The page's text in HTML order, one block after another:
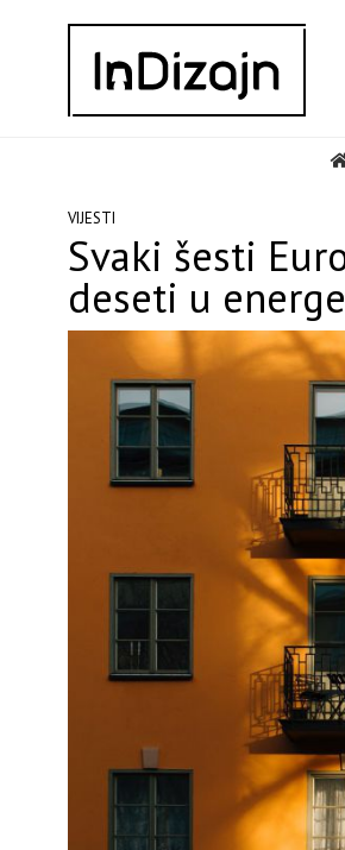
VIJESTI
Svaki šesti
deseti u